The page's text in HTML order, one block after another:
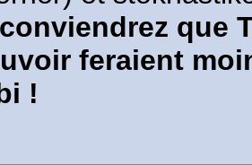
que
feraient
!